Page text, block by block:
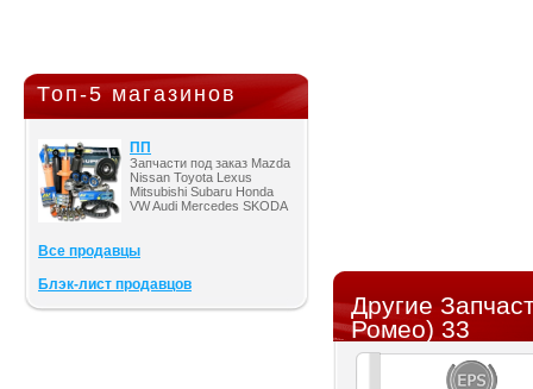
Топ-5 магазинов
ПП
Запчасти под заказ Mazda
Nissan Toyota Lexus
Mitsubishi Subaru Honda
VW Audi Mercedes SKODA
Все продавцы
Блэк-лист продавцов
Другие
Ромео) 33